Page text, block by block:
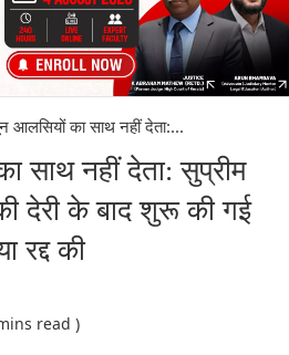
आलसियों का साथ नहीं देता:...
साथ नहीं देता: सुप्रीम
देरी के बाद शुरू की गई
रद्द की
read )